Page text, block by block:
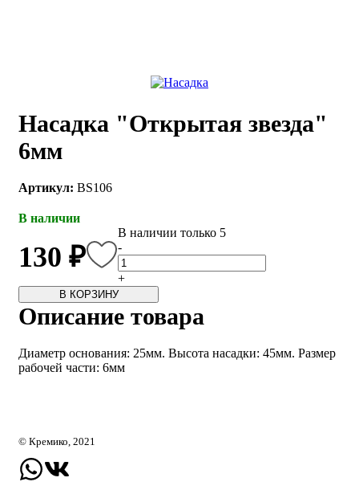
256-54-
Насадка "Открытая звезда"
6мм
Артикул: BS106
В наличии
130 ₽
В наличии только 5
-
+
В КОРЗИНУ
Описание товара
Диаметр основания: 25мм. Высота насадки: 45мм. Размер
рабочей части: 6мм
© Кремико, 2021